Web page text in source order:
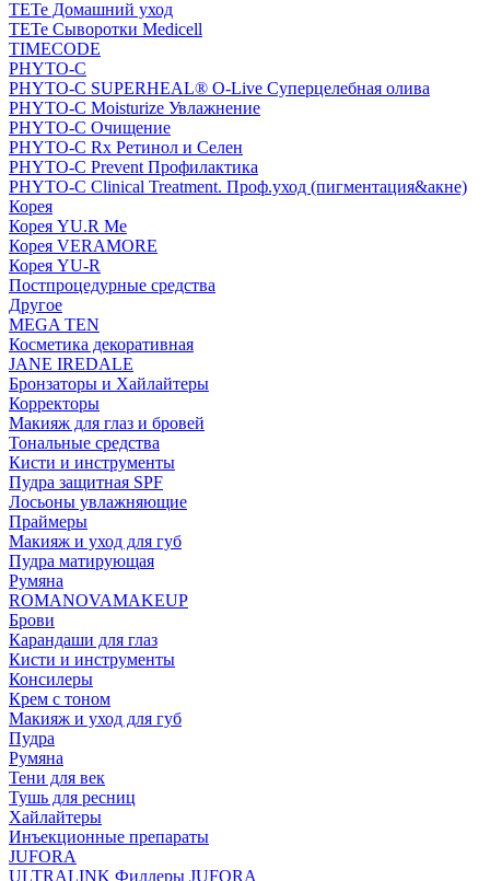
TETe Домашний уход
TETe Сыворотки Medicell
TIMECODE
PHYTO-C
PHYTO-C SUPERHEAL® O-Live Суперцелебная олива
PHYTO-C Moisturize Увлажнение
PHYTO-C Очищение
PHYTO-C Rx Ретинол и Селен
PHYTO-C Prevent Профилактика
PHYTO-C Clinical Treatment. Проф.уход (пигментация&акне)
Корея
Корея YU.R Me
Корея VERAMORE
Корея YU-R
Постпроцедурные средства
Другое
MEGA TEN
Косметика декоративная
JANE IREDALE
Бронзаторы и Хайлайтеры
Корректоры
Макияж для глаз и бровей
Тональные средства
Кисти и инструменты
Пудра защитная SPF
Лосьоны увлажняющие
Праймеры
Макияж и уход для губ
Пудра матирующая
Румяна
ROMANOVAMAKEUP
Брови
Карандаши для глаз
Кисти и инструменты
Консилеры
Крем с тоном
Макияж и уход для губ
Пудра
Румяна
Тени для век
Тушь для ресниц
Хайлайтеры
Инъекционные препараты
JUFORA
ULTRALINK Филлеры JUFORA